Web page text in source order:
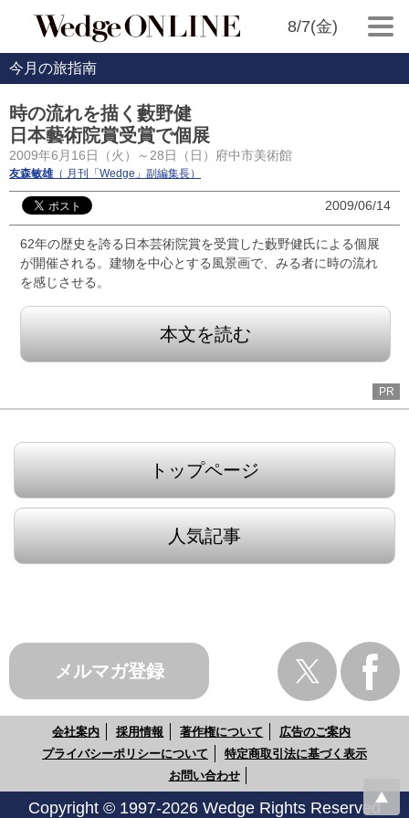
8/7(金)
今月の旅指南
時の流れを描く藪野健
日本藝術院賞受賞で個展
2009年6月16日（火）～28日（日）府中市美術館
友森敏雄（ 月刊「Wedge」副編集長）
2009/06/14
62年の歴史を誇る日本芸術院賞を受賞した藪野健氏による個展
が開催される。建物を中心とする風景画で、みる者に時の流れ
を感じさせる。
本文を読む
PR
トップページ
人気記事
メルマガ登録
会社案内 採用情報 著作権について
広告のご案内
プライバシーポリシーについて
特定商取引法に基づく表示
お問い合わせ
Copyright © 1997-2026 Wedge Rights Reserved